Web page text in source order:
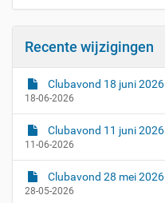
Recente wijzigingen
Clubavond 18 juni 2026
18-06-2026
Clubavond 11 juni 2026
11-06-2026
Clubavond 28 mei 2026
28-05-2026